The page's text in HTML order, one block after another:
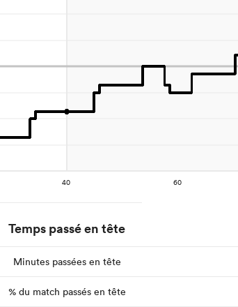
Temps passé en tête
Minutes passées en tête
% du match passés en tête